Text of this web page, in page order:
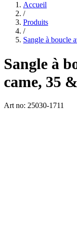
Accueil
/
Produits
/
Sangle à boucle
Sangle à
came, 35
Art no: 25030-1711